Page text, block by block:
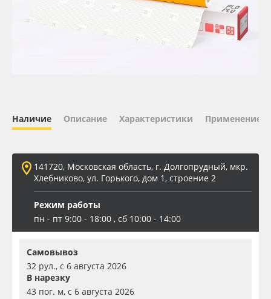
Oracal 641
ПЭТ листовой
Вспененный ПВХ
Баннер
Наличие Описание Характеристики Применение
141720, Московская область, г. Долгопрудный, мкр.
Хлебниково, ул. Горького, дом 1, строение 2
Режим работы
пн - пт 9:00 - 18:00 , сб 10:00 - 14:00
Самовывоз
32 рул., с 6 августа 2026
В нарезку
43 пог. м, с 6 августа 2026